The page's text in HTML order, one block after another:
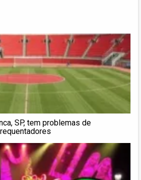
SP, tem problemas de